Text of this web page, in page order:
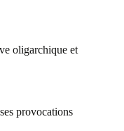
oligarchique et
provocations